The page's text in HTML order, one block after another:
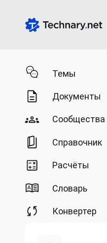
Темы
Документы
Сообщества
Справочник
Расчёты
Словарь
Конвертер